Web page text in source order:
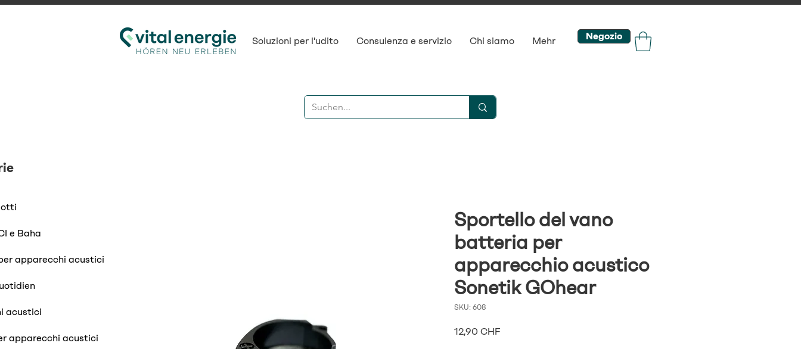
Soluzioni per l'udito Consulenza e servizio Chi siamo Mehr Negozio
e Baha
apparecchi acustici
acustici
apparecchi acustici
Sportello del vano
batteria per
apparecchio acustico
Sonetik GOhear
SKU: 608
12,90 CHFPrezzo